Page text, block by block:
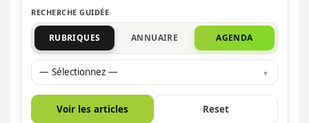
RECHERCHE GUIDÉE
RUBRIQUES ANNUAIRE AGENDA
— Sélectionnez —
Voir les articles Reset